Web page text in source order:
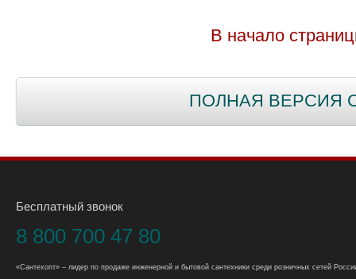
В начало
ПОЛНАЯ ВЕРСИЯ
Бесплатный звонок
8 800 700 47 80
«Сантехопт» – лидер по продаже инженерной и бытовой сантехники среди розничных сетей